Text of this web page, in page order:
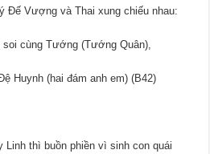
Đế Vượng và Thai xung chiếu nhau:
cùng Tướng (Tướng Quân),
Huynh (hai đám anh em) (B42)
thì buồn phiền vì sinh con quái